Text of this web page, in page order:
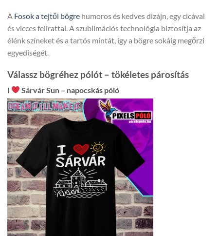
A Fosok a tejtől bögre humoros és kedves dizájn, egy cicával
és vicces felirattal. A szublimációs technológia biztosítja az
élénk színeket és a tartós mintát, így a bögre sokáig megőrzi
egyediségét.
Válassz bögréhez pólót – tökéletes párosítás
I Sárvár Sun – napocskás póló